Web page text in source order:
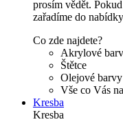
prosím vědět.
zařadíme do
Co zde najdete?
Akrylové
Štětce
Olejové barvy
Vše co Vás
Kresba
Kresba